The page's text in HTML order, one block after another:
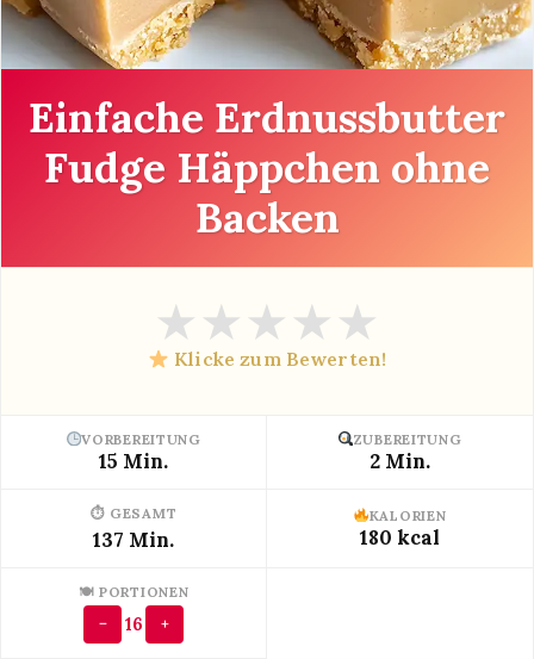
Einfache Erdnussbutter
Fudge Häppchen ohne
Backen
★★★★★
Klicke zum Bewerten!
VORBEREITUNG
15 Min.
ZUBEREITUNG
2 Min.
⏱ GESAMT
137 Min.
KALORIEN
180 kcal
🍽 PORTIONEN
− 16 +